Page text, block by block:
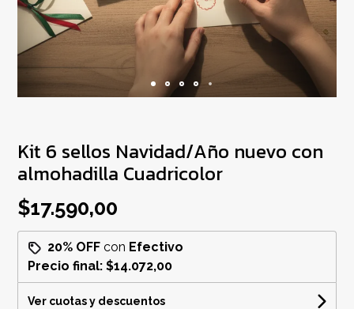
Kit 6 sellos Navidad/Año nuevo con
almohadilla Cuadricolor
$17.590,00
20% OFF con Efectivo
Precio final:$14.072,00
Ver cuotas y descuentos